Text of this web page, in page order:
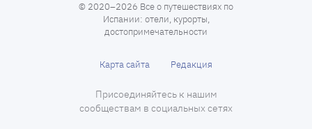
© 2020–2026 Все о путешествиях по
Испании: отели, курорты,
достопримечательности
Карта сайта Редакция
Присоединяйтесь к нашим
сообществам в социальных сетях